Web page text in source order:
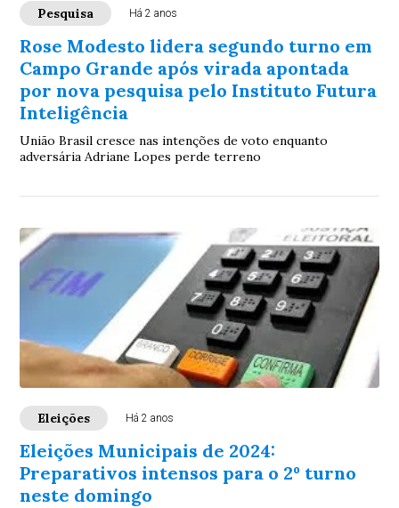
Pesquisa Há 2 anos
Rose Modesto lidera segundo turno em
Campo Grande após virada apontada
por nova pesquisa pelo Instituto Futura
Inteligência
União Brasil cresce nas intenções de voto enquanto
adversária Adriane Lopes perde terreno
Eleições Há 2 anos
Eleições Municipais de 2024:
Preparativos intensos para o 2º turno
neste domingo